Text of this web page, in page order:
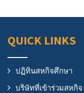
QUICK LINKS
ปฏิทินสหกิจศึกษา
บริษัทที่เข้าร่วมสหกิจ